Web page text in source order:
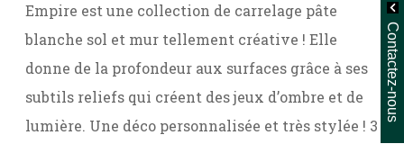
Empire est une collection de carrelage pâte
blanche sol et mur tellement créative ! Elle
donne de la profondeur aux surfaces grâce à ses
subtils reliefs qui créent des jeux d’ombre et de
lumière. Une déco personnalisée et très stylée ! 3
Contactez-nous